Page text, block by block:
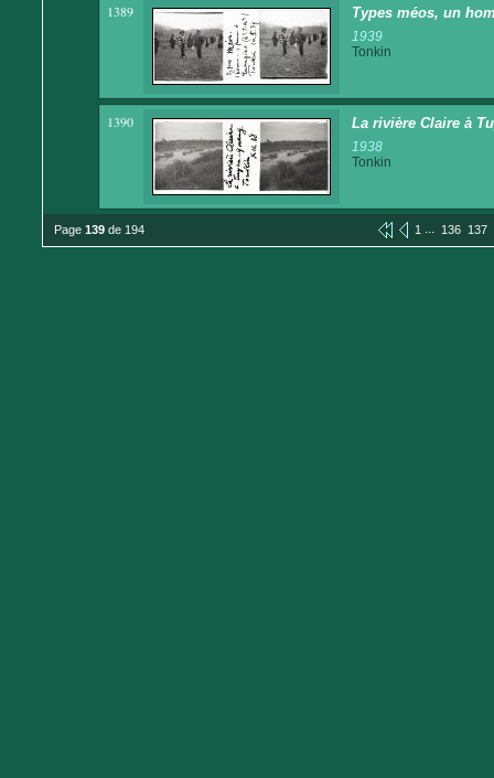
1389 Types méos, un
1939
Tonkin
1390 La rivière Claire à
1938
Tonkin
Page 139 de 194 1 ... 136 137